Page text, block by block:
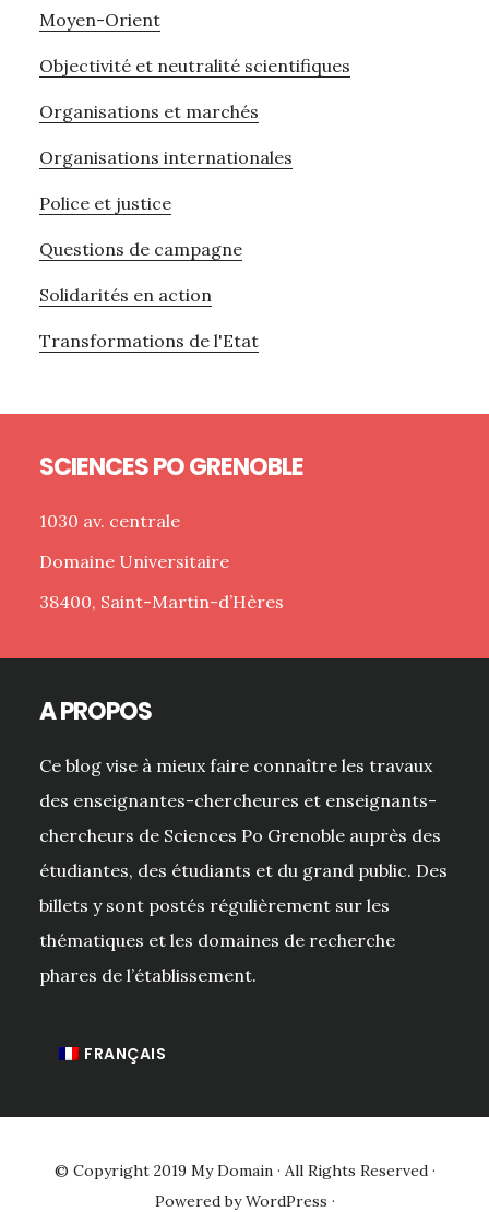
Moyen-Orient
Objectivité et neutralité scientifiques
Organisations et marchés
Organisations internationales
Police et justice
Questions de campagne
Solidarités en action
Transformations de l'Etat
SCIENCES PO GRENOBLE
1030 av. centrale
Domaine Universitaire
38400, Saint-Martin-d’Hères
A PROPOS
Ce blog vise à mieux faire connaître les travaux
des enseignantes-chercheures et enseignants-
chercheurs de Sciences Po Grenoble auprès des
étudiantes, des étudiants et du grand public. Des
billets y sont postés régulièrement sur les
thématiques et les domaines de recherche
phares de l’établissement.
FRANÇAIS
© Copyright 2019 My Domain· All Rights Reserved ·
Powered byWordPress ·